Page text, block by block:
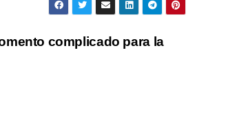
complicado para la